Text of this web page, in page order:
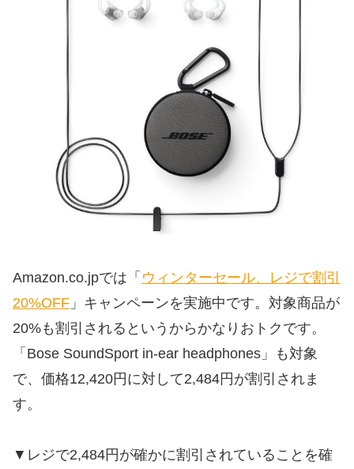
Amazon.co.jpでは「 ウィンターセール、レジで割引
20%OFF 」キャンペーンを実施中です。対象商品が
20%も割引されるというからかなりおトクです。
「Bose SoundSport in-ear headphones」も対象
で、価格12,420円に対して2,484円が割引されま
す。
▼レジで2,484円が確かに割引されていることを確